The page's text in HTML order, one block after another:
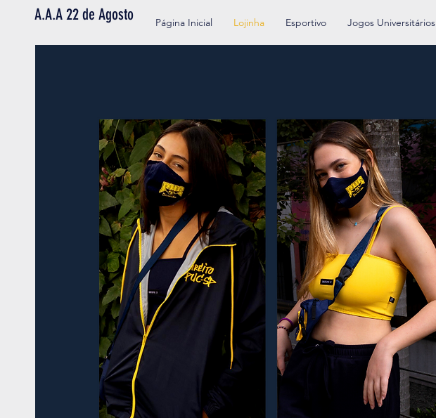
A.A.A 22 de Agosto Página Inicial Lojinha Esportivo Jogos Universitários